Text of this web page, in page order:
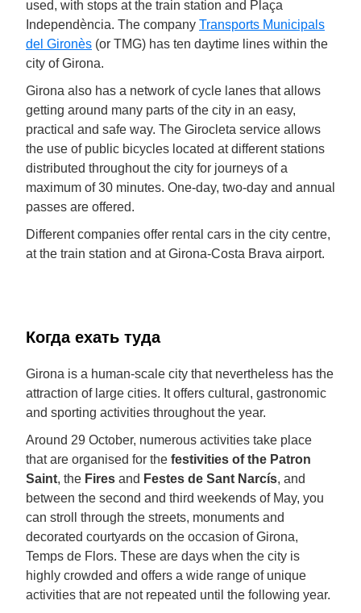
used, with stops at the train station and Plaça
Independència. The company Transports Municipals
del Gironès (or TMG) has ten daytime lines within the
city of Girona.
Girona also has a network of cycle lanes that allows
getting around many parts of the city in an easy,
practical and safe way. The Girocleta service allows
the use of public bicycles located at different stations
distributed throughout the city for journeys of a
maximum of 30 minutes. One-day, two-day and annual
passes are offered.
Different companies offer rental cars in the city centre,
at the train station and at Girona-Costa Brava airport.
Когда ехать туда
Girona is a human-scale city that nevertheless has the
attraction of large cities. It offers cultural, gastronomic
and sporting activities throughout the year.
Around 29 October, numerous activities take place
that are organised for the festivities of the Patron
Saint, the Fires and Festes de Sant Narcís, and
between the second and third weekends of May, you
can stroll through the streets, monuments and
decorated courtyards on the occasion of Girona,
Temps de Flors. These are days when the city is
highly crowded and offers a wide range of unique
activities that are not repeated until the following year.